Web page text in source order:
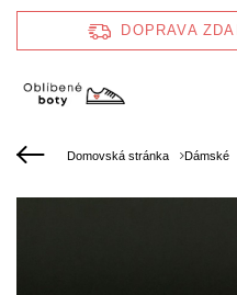
DOPRAVA
Domovská stránka Dámské